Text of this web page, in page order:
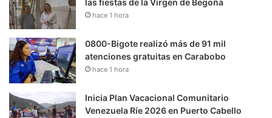
hace 1 hora
0800-Bigote realizó más de 91 mil
atenciones gratuitas en Carabobo
hace 1 hora
Inicia Plan Vacacional Comunitario
Venezuela Ríe 2026 en Puerto Cabello